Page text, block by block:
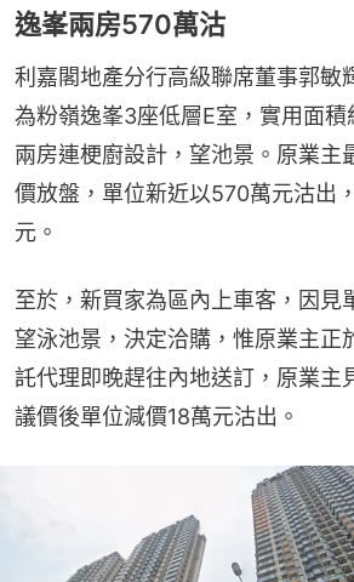
逸峯兩房570萬沽
利嘉閣地產分行高級聯席董事郭敏
為粉嶺逸峯3座低層E室，實用面
兩房連梗廚設計，望池景。原業主
價放盤，單位新近以570萬元沽出
元。
至於，新買家為區內上車客，因見
望泳池景，決定洽購，惟原業主正
託代理即晚趕往內地送訂，原業主
議價後單位減價18萬元沽出。